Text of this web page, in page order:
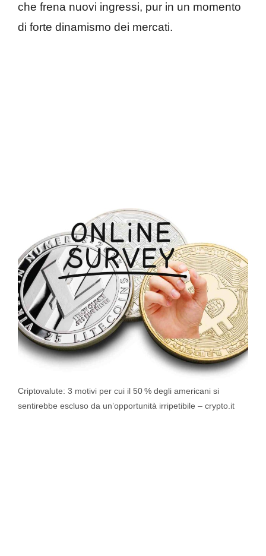
che frena nuovi ingressi, pur in un momento
di forte dinamismo dei mercati.
Criptovalute: 3 motivi per cui il 50 % degli americani si
sentirebbe escluso da un’opportunità irripetibile – crypto.it